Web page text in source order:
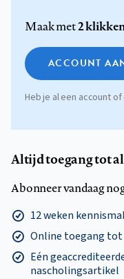
Maak met2
ACCOUNT
Heb je al een account
Altijd toegang tot
Abonneer vandaag
12 weken
Online toegang
Eén
nascholingsartikel